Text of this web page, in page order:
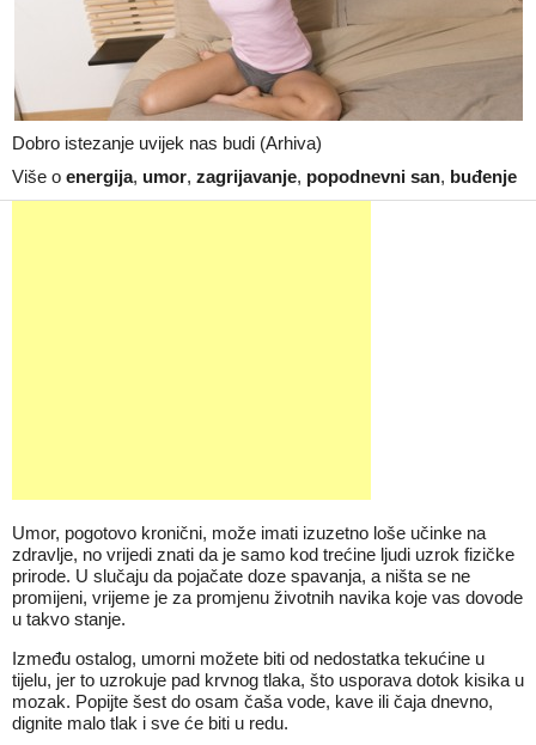
Dobro istezanje uvijek nas budi (Arhiva)
Više o energija, umor, zagrijavanje, popodnevni san, buđenje
Umor, pogotovo kronični, može imati izuzetno loše učinke na
zdravlje, no vrijedi znati da je samo kod trećine ljudi uzrok fizičke
prirode. U slučaju da pojačate doze spavanja, a ništa se ne
promijeni, vrijeme je za promjenu životnih navika koje vas dovode
u takvo stanje.
Između ostalog, umorni možete biti od nedostatka tekućine u
tijelu, jer to uzrokuje pad krvnog tlaka, što usporava dotok kisika u
mozak. Popijte šest do osam čaša vode, kave ili čaja dnevno,
dignite malo tlak i sve će biti u redu.